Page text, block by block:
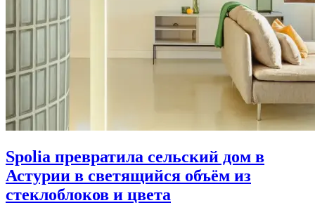
Spolia превратила сельский дом в
Астурии в светящийся объём из
стеклоблоков и цвета